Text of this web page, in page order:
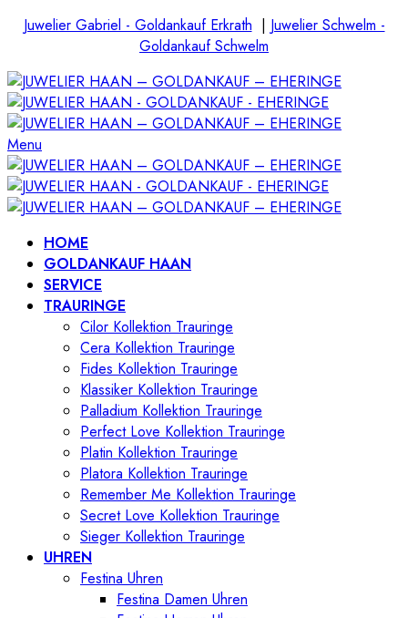
Juwelier Gabriel - Goldankauf Erkrath | Juwelier Schwelm -
Goldankauf Schwelm
Menu
HOME
GOLDANKAUF HAAN
SERVICE
TRAURINGE
Cilor Kollektion Trauringe
Cera Kollektion Trauringe
Fides Kollektion Trauringe
Klassiker Kollektion Trauringe
Palladium Kollektion Trauringe
Perfect Love Kollektion Trauringe
Platin Kollektion Trauringe
Platora Kollektion Trauringe
Remember Me Kollektion Trauringe
Secret Love Kollektion Trauringe
Sieger Kollektion Trauringe
UHREN
Festina Uhren
Festina Damen Uhren